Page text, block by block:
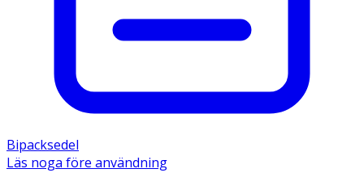
Bipacksedel
Läs noga före användning